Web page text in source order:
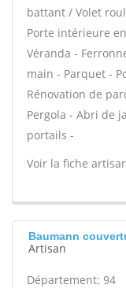
battant / Volet
Porte intérieure
Véranda -
main - Parquet -
Rénovation de
Pergola - Abri de
portails -
Voir la fiche
Baumann
Artisan
Département: 94